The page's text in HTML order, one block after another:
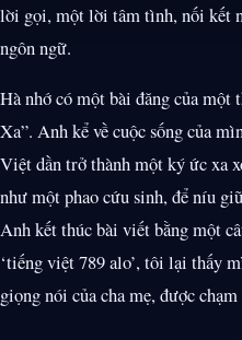
lời gọi, một lời tâm tình, nối kết
ngôn ngữ.
Hà nhớ có một bài đăng của
Xa”. Anh kể về cuộc sống của
Việt dần trở thành một ký ức xa
như một phao cứu sinh, để níu
Anh kết thúc bài viết bằng một
‘tiếng việt 789 alo’, tôi lại thấy
giọng nói của cha mẹ, được